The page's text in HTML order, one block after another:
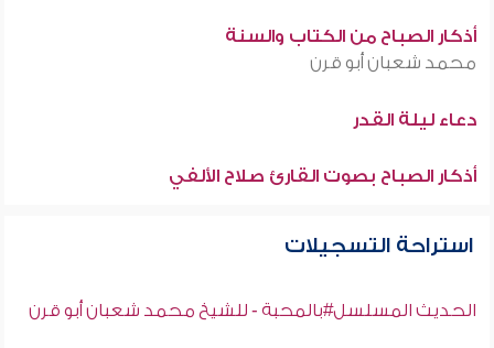
أذكار الصباح من الكتاب والسنة
محمد شعبان أبو قرن
دعاء ليلة القدر
أذكار الصباح بصوت القارئ صلاح الألفي
استراحة التسجيلات
الحديث المسلسل#بالمحبة - للشيخ محمد شعبان أبو قرن